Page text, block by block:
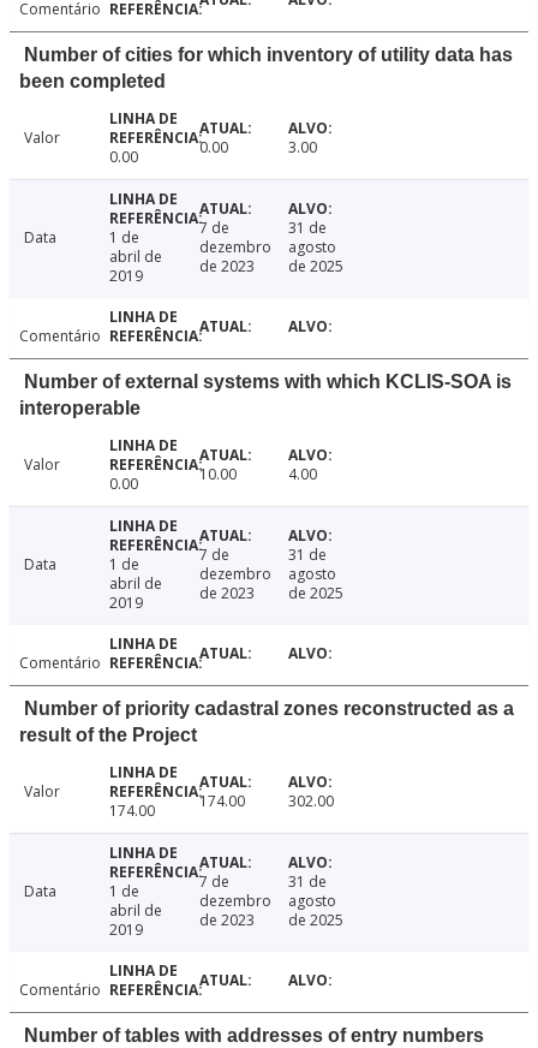
Comentário
Number of cities for which inventory of utility data has
been completed
Valor
0.00
0.00 3.00
Data
1 de
abril de
2019
7 de
dezembro
de 2023
31 de
agosto
de 2025
Comentário
Number of external systems with which KCLIS-SOA is
interoperable
Valor
0.00
10.00 4.00
Data
1 de
abril de
2019
7 de
dezembro
de 2023
31 de
agosto
de 2025
Comentário
Number of priority cadastral zones reconstructed as a
result of the Project
Valor
174.00
174.00 302.00
Data
1 de
abril de
2019
7 de
dezembro
de 2023
31 de
agosto
de 2025
Comentário
Number of tables with addresses of entry numbers